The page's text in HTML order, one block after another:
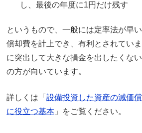
し、最後の年度に1円だけ残す
というもので、一般には定率法が早
償却費を計上でき、有利とされてい
に突出して大きな損金を出したくな
の方が向いています。
詳しくは「 設備投資した資産の減価
に役立つ基本 」をご覧ください。